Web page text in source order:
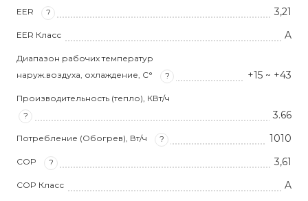
EER ? 3,21
EER Класс A
Диапазон рабочих температур
наруж.воздуха, охлаждение, С°
? +15 ~ +43
Производительность (тепло), КВт/ч
?
3.66
Потребление (Обогрев), Вт/ч ? 1010
COP ? 3,61
COP Класс A